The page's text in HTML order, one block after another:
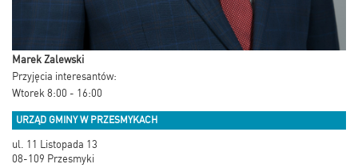
Marek Zalewski
Przyjęcia interesantów:
Wtorek 8:00 - 16:00
URZĄD GMINY W PRZESMYKACH
ul. 11 Listopada 13
08-109 Przesmyki